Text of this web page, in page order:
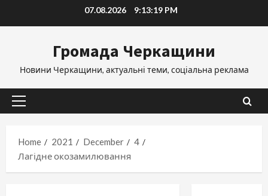
07.08.2026 9:13:20 PM
Громада Черкащини
Новини Черкащини, актуальні теми, соціальна реклама
Primary
Home
2021 December
4
Лагідне окозамилювання